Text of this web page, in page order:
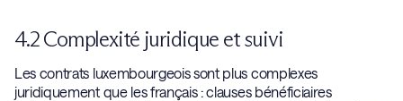
4.2 Complexité juridique et suivi
Les contrats luxembourgeois sont plus complexes
juridiquement que les français : clauses bénéficiaires